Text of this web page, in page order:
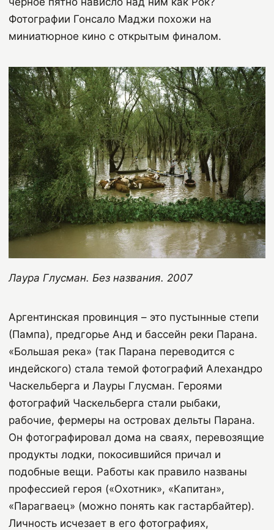
Фотографии Гонсало Маджи похожи на
миниатюрное кино с открытым финалом.
Лаура Глусман. Без названия. 2007
Аргентинская провинция – это пустынные степи
(Пампа), предгорье Анд и бассейн реки Парана.
«Большая река» (так Парана переводится с
индейского) стала темой фотографий Алехандро
Часкельберга и Лауры Глусман. Героями
фотографий Часкельберга стали рыбаки,
рабочие, фермеры на островах дельты Парана.
Он фотографировал дома на сваях, перевозящие
продукты лодки, покосившийся причал и
подобные вещи. Работы как правило названы
профессией героя («Охотник», «Капитан»,
«Парагваец» (можно понять как гастарбайтер).
Личность исчезает в его фотографиях,